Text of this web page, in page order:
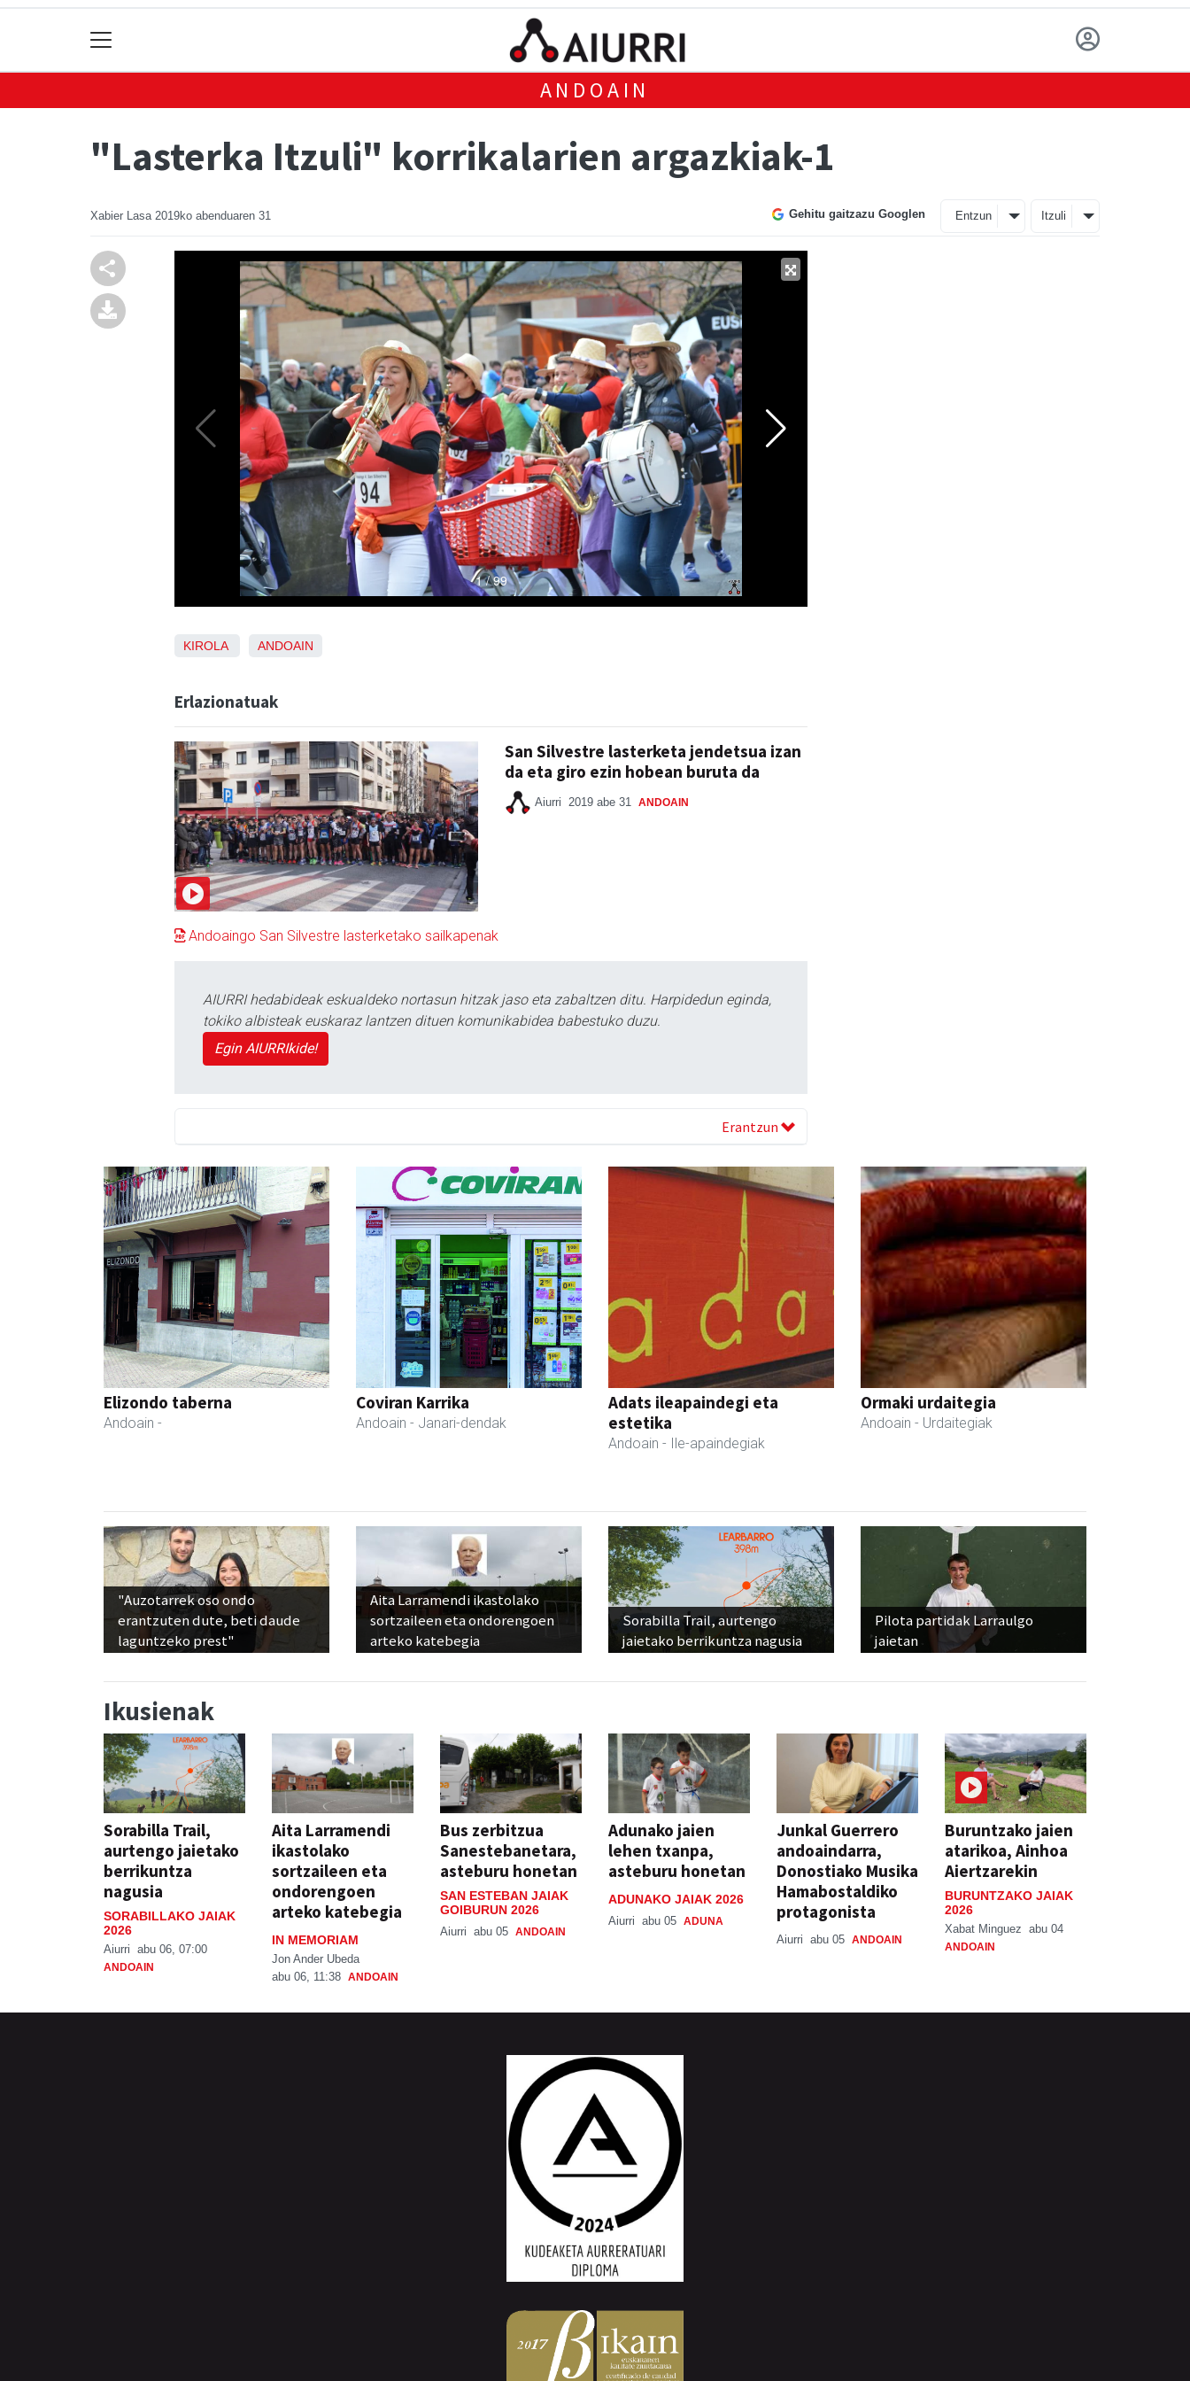
ANDOAIN
"Lasterka Itzuli" korrikalarien argazkiak-1
Xabier Lasa 2019ko abenduaren 31 Gehitu gaitzazu Googlen Entzun Itzuli
KIROLA ANDOAIN
Erlazionatuak
San Silvestre lasterketa jendetsua izan
da eta giro ezin hobean buruta da
Aiurri 2019 abe 31 ANDOAIN
Andoaingo San Silvestre lasterketako sailkapenak
AIURRI hedabideak eskualdeko nortasun hitzak jaso eta zabaltzen ditu. Harpidedun eginda,
tokiko albisteak euskaraz lantzen dituen komunikabidea babestuko duzu.
Egin AIURRIkide!
Erantzun
Elizondo taberna
Andoain -
Coviran Karrika
Andoain - Janari-dendak
Adats ileapaindegi eta
estetika
Andoain - Ile-apaindegiak
Ormaki urdaitegia
Andoain - Urdaitegiak
"Auzotarrek oso ondo
erantzuten dute, beti daude
laguntzeko prest"
Aita Larramendi ikastolako
sortzaileen eta ondorengoen
arteko katebegia
Sorabilla Trail, aurtengo
jaietako berrikuntza nagusia
Pilota partidak Larraulgo
jaietan
Ikusienak
Sorabilla Trail,
aurtengo jaietako
berrikuntza
nagusia
SORABILLAKO JAIAK
2026
Aiurri abu 06, 07:00
ANDOAIN
Aita Larramendi
ikastolako
sortzaileen eta
ondorengoen
arteko katebegia
IN MEMORIAM
Jon Ander Ubeda
abu 06, 11:38 ANDOAIN
Bus zerbitzua
Sanestebanetara,
asteburu honetan
SAN ESTEBAN JAIAK
GOIBURUN 2026
Aiurri abu 05 ANDOAIN
Adunako jaien
lehen txanpa,
asteburu honetan
ADUNAKO JAIAK 2026
Aiurri abu 05 ADUNA
Junkal Guerrero
andoaindarra,
Donostiako Musika
Hamabostaldiko
protagonista
Aiurri abu 05 ANDOAIN
Buruntzako jaien
atarikoa, Ainhoa
Aiertzarekin
BURUNTZAKO JAIAK
2026
Xabat Minguez abu 04
ANDOAIN